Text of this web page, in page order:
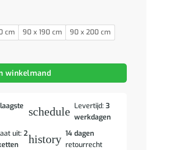
cm 90 x 190 cm
90 x 200 cm
matras grenenhout wit 100x200 cm aantal
winkelmand
laagste
schedule Levertijd:3
werkdagen
uit: 2history 14 dagen
retourrecht